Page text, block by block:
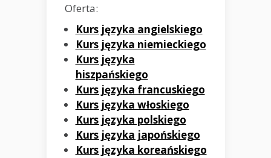
Oferta:
Kurs języka angielskiego
Kurs języka niemieckiego
Kurs języka
hiszpańskiego
Kurs języka francuskiego
Kurs języka włoskiego
Kurs języka polskiego
Kurs języka japońskiego
Kurs języka koreańskiego